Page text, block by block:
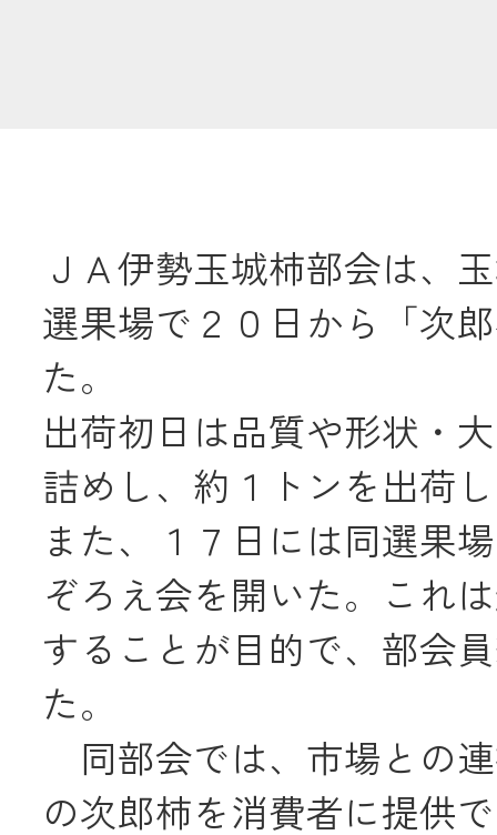
農業
食
JAバンク
JA共済
くらし
JA伊勢について
ＪＡ伊勢玉城柿部会は、
選果場で２０日から「次
た。
出荷初日は品質や形状・
詰めし、約１トンを出荷
また、１７日には同選果
ぞろえ会を開いた。これ
することが目的で、部会
た。
同部会では、市場との
の次郎柿を消費者に提供